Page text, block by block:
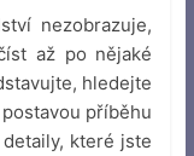
nezobrazuje,
až po nějaké
hledejte
příběhu
které jste